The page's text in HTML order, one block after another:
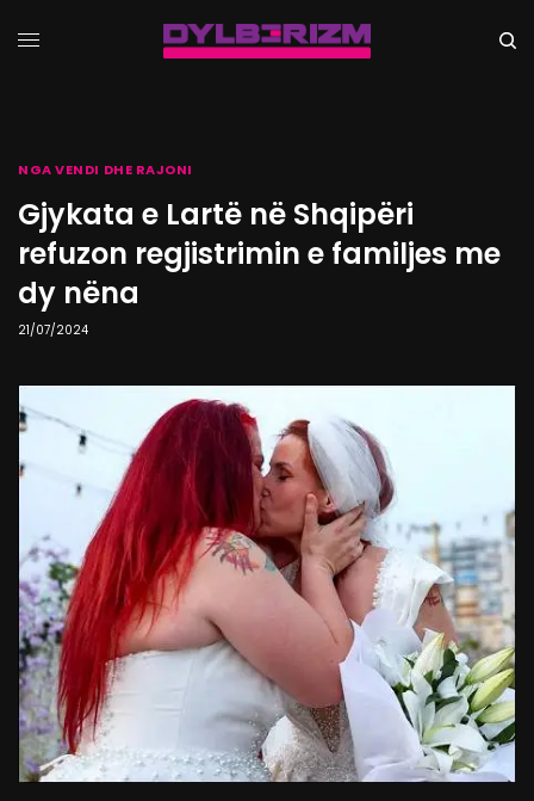
NGA VENDI DHE RAJONI
Gjykata e Lartë në Shqipëri
refuzon regjistrimin e familjes me
dy nëna
21/07/2024